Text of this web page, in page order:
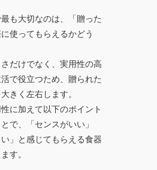
も大切なのは、「贈った
使ってもらえるかどう
だけでなく、 実用性の高
で役立つため、贈られた
きく左右します。
に加えて以下のポイント
で、「センスがいい」
い」と感じてもらえる食器
す。